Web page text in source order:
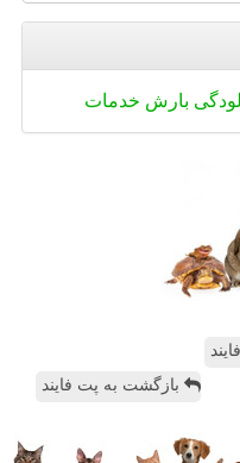
آلودگی بارش خدمات
بازگشت به پت فایند